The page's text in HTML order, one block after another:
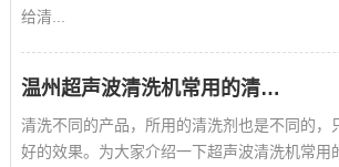
给清...
温州超声波清洗机常用的清洗剂
清洗不同的产品，所用的清洗剂也是不同的，
好的效果。为大家介绍一下超声波清洗机常用